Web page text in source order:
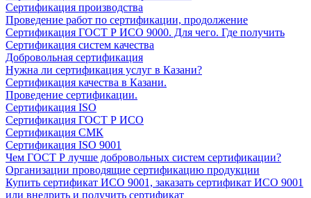
Сертификация производства
Проведение работ по сертификации, продолжение
Сертификация ГОСТ Р ИСО 9000. Для чего. Где получить
Сертификация систем качества
Добровольная сертификация
Нужна ли сертификация услуг в Казани?
Сертификация качества в Казани.
Проведение сертификации.
Сертификация ISO
Сертификация ГОСТ Р ИСО
Сертификация СМК
Сертификация ISO 9001
Чем ГОСТ Р лучше добровольных систем сертификации?
Организации проводящие сертификацию продукции
Купить сертификат ИСО 9001, заказать сертификат ИСО 9001
или внедрить и получить сертификат